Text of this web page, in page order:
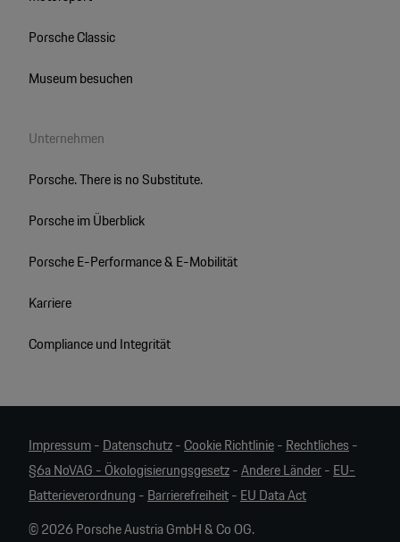
Porsche Classic
Museum besuchen
Unternehmen
Porsche. There is no Substitute.
Porsche im Überblick
Porsche E-Performance & E-Mobilität
Karriere
Compliance und Integrität
Impressum-Datenschutz-Cookie Richtlinie-Rechtliches-
§6a NoVAG - Ökologisierungsgesetz-Andere Länder-EU-
Batterieverordnung -Barrierefreiheit-EU Data Act
© 2026 Porsche Austria GmbH & Co OG.